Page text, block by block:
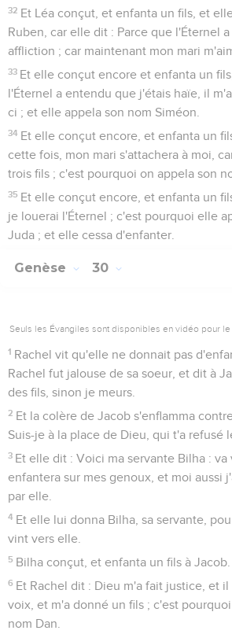
32 Et Léa conçut, et enfanta un fils, et
Ruben, car elle dit : Parce que l'Éternel
affliction ; car maintenant mon mari
33 Et elle conçut encore et enfanta un
l'Éternel a entendu que j'étais haïe, il
ci ; et elle appela son nom Siméon.
34 Et elle conçut encore, et enfanta un
cette fois, mon mari s'attachera à moi,
trois fils ; c'est pourquoi on appela son
35 Et elle conçut encore, et enfanta un
je louerai l'Éternel ; c'est pourquoi elle
Juda ; et elle cessa d'enfanter.
Genèse 30
Seuls les Évangiles sont disponibles en vidéo pour le
1 Rachel vit qu'elle ne donnait pas
Rachel fut jalouse de sa soeur, et dit à
des fils, sinon je meurs.
2 Et la colère de Jacob s'enflamma
Suis-je à la place de Dieu, qui t'a refusé
3 Et elle dit : Voici ma servante Bilha :
enfantera sur mes genoux, et moi aussi
par elle.
4 Et elle lui donna Bilha, sa servante,
vint vers elle.
5 Bilha conçut, et enfanta un fils à Jacob.
6 Et Rachel dit : Dieu m'a fait justice, et
voix, et m'a donné un fils ; c'est
nom Dan.